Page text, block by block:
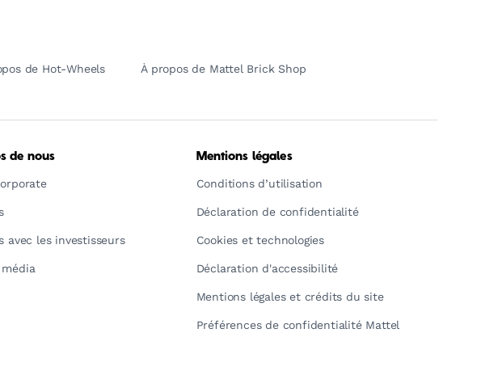
de Hot-Wheels
À propos de Mattel Brick Shop
de nous
avec les investisseurs
Mentions légales
Conditions d’utilisation
Déclaration de confidentialité
Cookies et technologies
Déclaration d'accessibilité
Mentions légales et crédits du site
Préférences de confidentialité Mattel